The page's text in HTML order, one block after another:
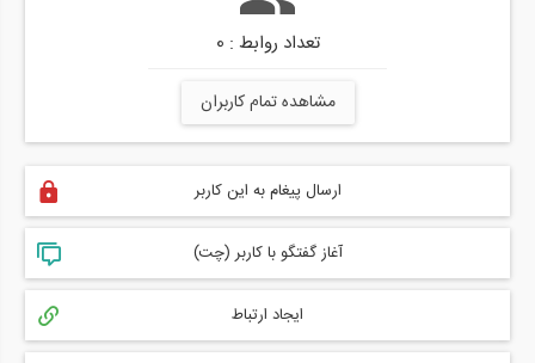
تعداد روابط : 0
مشاهده تمام کاربران
ارسال پیغام به این کاربر
آغاز گفتگو با کاربر (چت)
ایجاد ارتباط